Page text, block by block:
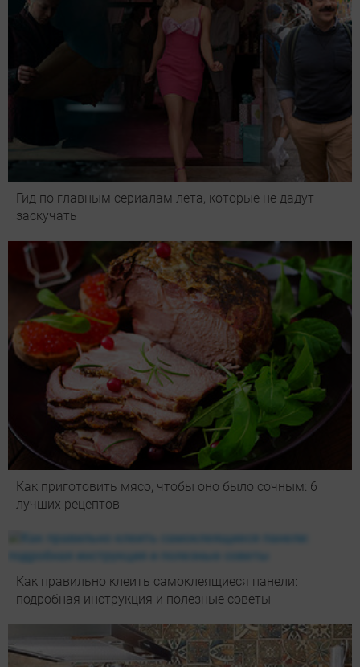
Гид по главным сериалам лета, которые не дадут
заскучать
Как приготовить мясо, чтобы оно было сочным: 6
лучших рецептов
Как правильно клеить самоклеящиеся панели:
подробная инструкция и полезные советы